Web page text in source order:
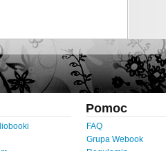
Pomoc
FAQ
Grupa Webook